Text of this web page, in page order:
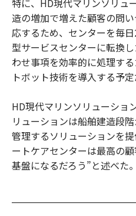
特に、HD現代マリンソリュ
造の増加で増えた顧客の問
応するため、センターを毎
型サービスセンターに転換
わせ事項を効率的に処理す
トボット技術を導入する予定
HD現代マリンソリューショ
リューションは船舶建造段
管理するソリューションを
ートケアセンターは最高の
基盤になるだろう”と述べた。